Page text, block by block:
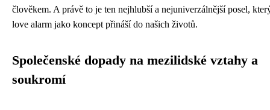
člověkem. A právě to je ten nejhlubší a nejuniverzálnější posel,
love alarm jako koncept přináší do našich životů.
Společenské dopady na mezilidské vztahy a
soukromí